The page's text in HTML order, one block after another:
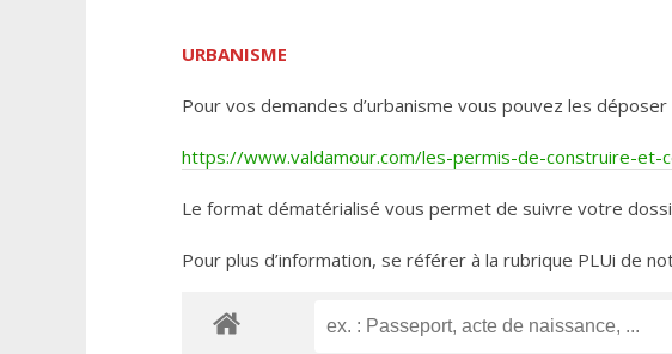
URBANISME
Pour vos demandes d’urbanisme vous pouvez les
https://www.valdamour.com/les-permis-de-construire-et-
Le format dématérialisé vous permet de suivre votre
Pour plus d’information, se référer à la rubrique PLUi de